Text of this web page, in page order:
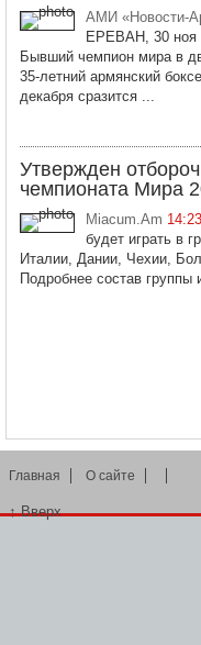
АМИ «Новости-
ЕРЕВАН, 30 ноя
Бывший чемпион мира в
35-летний армянский
декабря сразится ...
Утвержден
чемпионата Мира
Miacum.Am
будет играть в
Италии, Дании, Чехии,
Подробнее состав группы
Главная О сайте
↑Вверх